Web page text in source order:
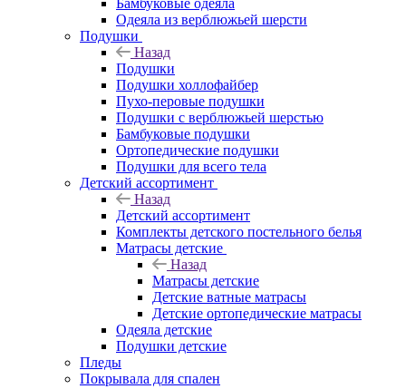
Бамбуковые одеяла
Одеяла из верблюжьей шерсти
Подушки
Назад
Подушки
Подушки холлофайбер
Пухо-перовые подушки
Подушки с верблюжьей шерстью
Бамбуковые подушки
Ортопедические подушки
Подушки для всего тела
Детский ассортимент
Назад
Детский ассортимент
Комплекты детского постельного белья
Матрасы детские
Назад
Матрасы детские
Детские ватные матрасы
Детские ортопедические матрасы
Одеяла детские
Подушки детские
Пледы
Покрывала для спален